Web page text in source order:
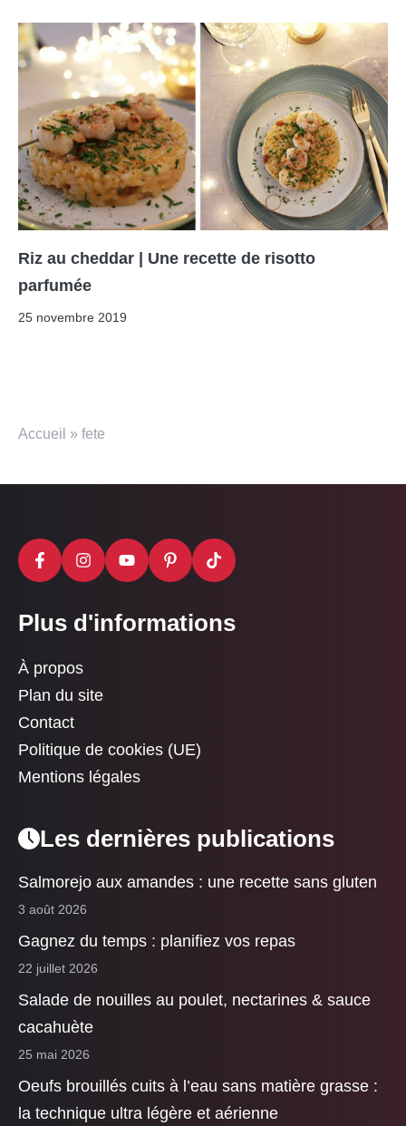
Riz au cheddar | Une recette de risotto
parfumée
25 novembre 2019
Accueil » fete
Plus d'informations
À propos
Plan du site
Contact
Politique de cookies (UE)
Mentions légales
Les dernières publications
Salmorejo aux amandes : une recette sans gluten
3 août 2026
Gagnez du temps : planifiez vos repas
22 juillet 2026
Salade de nouilles au poulet, nectarines & sauce
cacahuète
25 mai 2026
Oeufs brouillés cuits à l’eau sans matière grasse :
la technique ultra légère et aérienne